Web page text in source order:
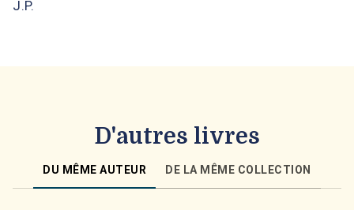
J.P.
D'autres livres
DU MÊME AUTEUR DE LA MÊME COLLECTION